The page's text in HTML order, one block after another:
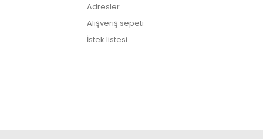
Adresler
Alışveriş sepeti
İstek listesi